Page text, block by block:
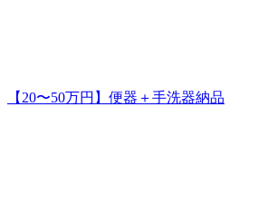
【20〜50万円】便器＋手洗器納品